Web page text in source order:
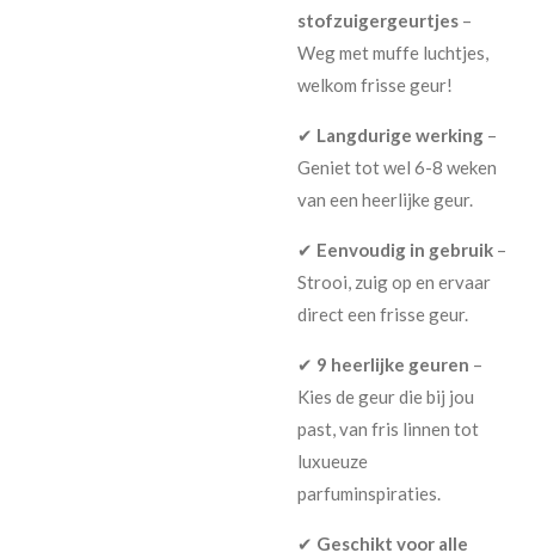
stofzuigergeurtjes –
Weg met muffe luchtjes,
welkom frisse geur!
✔ Langdurige werking –
Geniet tot wel 6-8 weken
van een heerlijke geur.
✔ Eenvoudig in gebruik –
Strooi, zuig op en ervaar
direct een frisse geur.
✔ 9 heerlijke geuren –
Kies de geur die bij jou
past, van fris linnen tot
luxueuze
parfuminspiraties.
✔ Geschikt voor alle